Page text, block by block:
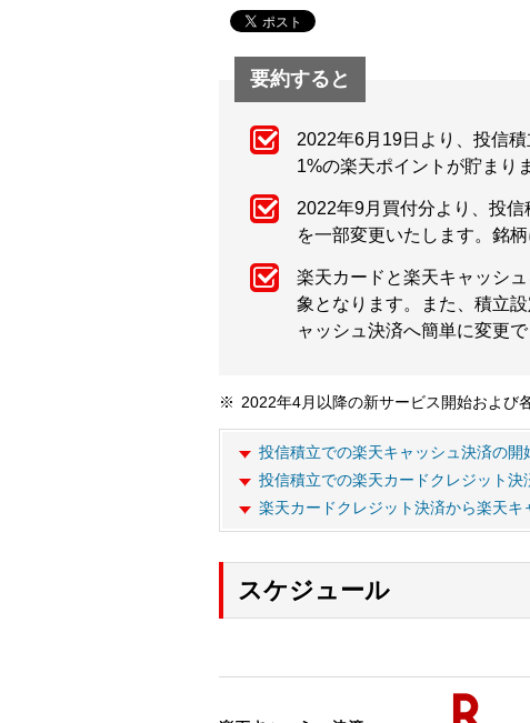
要約すると
2022年6月19日より、投信
1%の楽天ポイントが貯まり
2022年9月買付分より、投
を一部変更いたします。銘
楽天カードと楽天キャッシ
象となります。また、積立
ャッシュ決済へ簡単に変更
2022年4月以降の新サービス開始および
投信積立での楽天キャッシュ決済の開
投信積立での楽天カードクレジット
楽天カードクレジット決済から楽天
スケジュール